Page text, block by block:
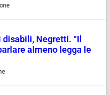
Negretti. “Il
almeno legga le